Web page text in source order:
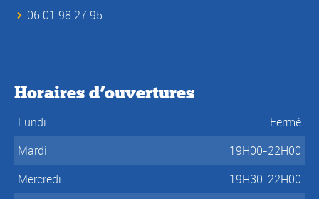
06.01.98.27.95
Horaires d’ouvertures
Lundi
Fermé
Mardi
19H00-22H00
Mercredi
19H30-22H00